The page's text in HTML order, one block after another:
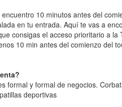
10 minutos antes del
en tu entrada. Aquí te vas a
consigas el acceso prioritario a
10 min antes del comienzo del
formal y formal de negocios.
deportivas